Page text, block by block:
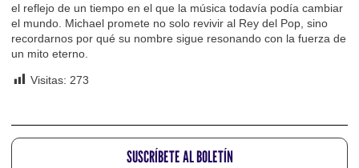
el reflejo de un tiempo en el que la música todavía podía cambiar
el mundo. Michael promete no solo revivir al Rey del Pop, sino
recordarnos por qué su nombre sigue resonando con la fuerza de
un mito eterno.
Visitas: 273
SUSCRÍBETE AL BOLETÍN